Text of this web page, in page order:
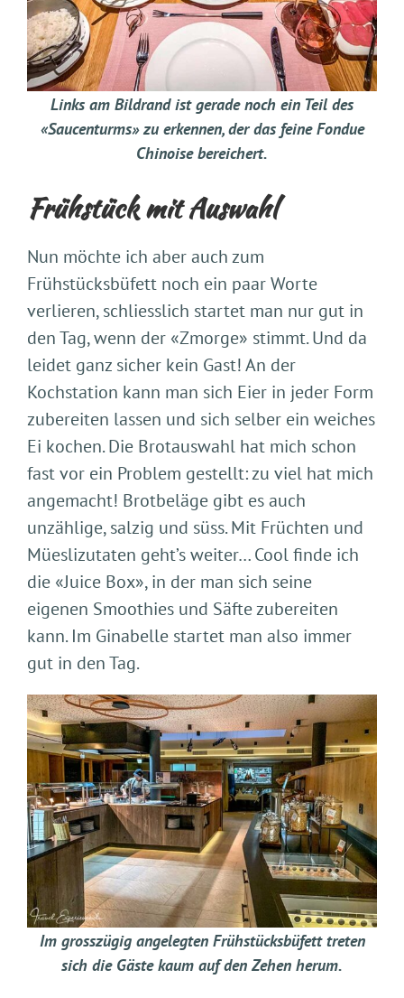
Links am Bildrand ist gerade noch ein Teil des
«Saucenturms» zu erkennen, der das feine Fondue
Chinoise bereichert.
Frühstück mit Auswahl
Nun möchte ich aber auch zum
Frühstücksbüfett noch ein paar Worte
verlieren, schliesslich startet man nur gut in
den Tag, wenn der «Zmorge» stimmt. Und da
leidet ganz sicher kein Gast! An der
Kochstation kann man sich Eier in jeder Form
zubereiten lassen und sich selber ein weiches
Ei kochen. Die Brotauswahl hat mich schon
fast vor ein Problem gestellt: zu viel hat mich
angemacht! Brotbeläge gibt es auch
unzählige, salzig und süss. Mit Früchten und
Müeslizutaten geht’s weiter… Cool finde ich
die «Juice Box», in der man sich seine
eigenen Smoothies und Säfte zubereiten
kann. Im Ginabelle startet man also immer
gut in den Tag.
Im grosszügig angelegten Frühstücksbüfett treten
sich die Gäste kaum auf den Zehen herum.